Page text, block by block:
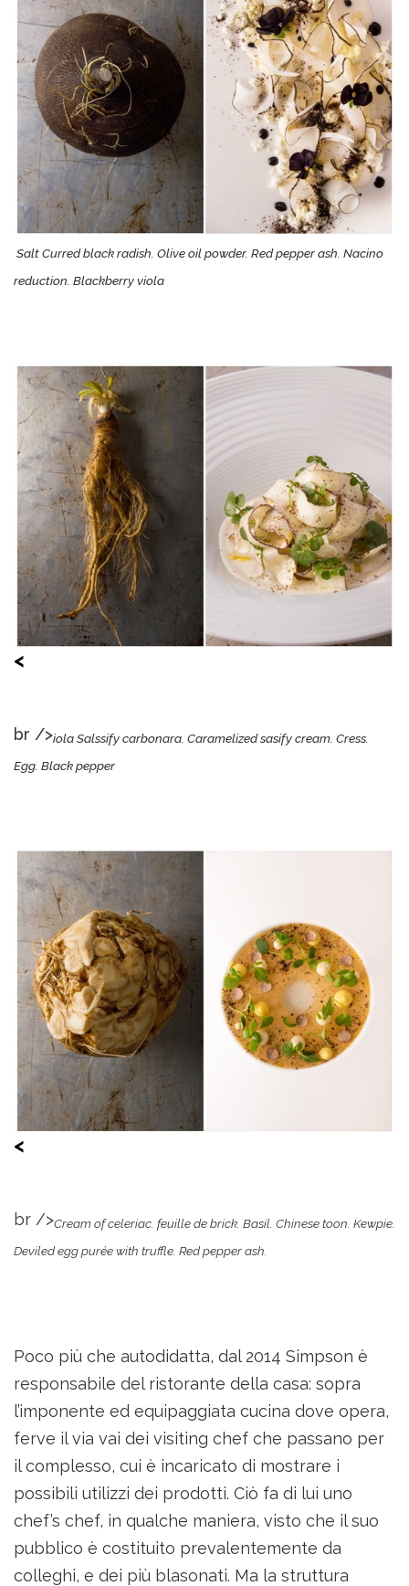
Salt Curred black radish. Olive oil powder. Red pepper ash. Nacino
reduction. Blackberry viola
<
br />iola Salssify carbonara. Caramelized sasify cream. Cress.
Egg. Black pepper
<
br />Cream of celeriac. feuille de brick. Basil. Chinese toon. Kewpie.
Deviled egg purée with truffle. Red pepper ash.
Poco più che autodidatta, dal 2014 Simpson è
responsabile del ristorante della casa: sopra
l’imponente ed equipaggiata cucina dove opera,
ferve il via vai dei visiting chef che passano per
il complesso, cui è incaricato di mostrare i
possibili utilizzi dei prodotti. Ciò fa di lui uno
chef’s chef, in qualche maniera, visto che il suo
pubblico è costituito prevalentemente da
colleghi, e dei più blasonati. Ma la struttura